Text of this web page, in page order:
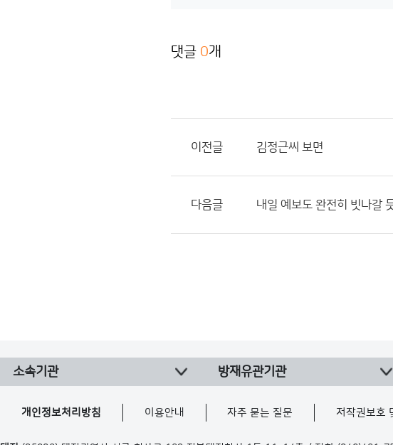
댓글 0개
이전글 김정근씨 보면
다음글 내일 예보도 완전히 빗나갈
소속기관 방재유관기관
개인정보처리방침 이용안내 자주 묻는 질문 저작권보호